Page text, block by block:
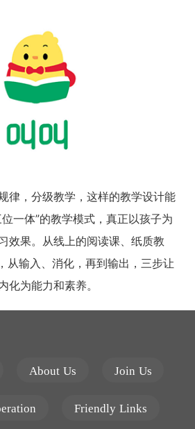
，分级教学，这样的教学设计能
一体”的教学模式，真正以孩子为
效果。从线上的阅读课、纸质教
从输入、消化，再到输出，三步让
化为能力和素养。
About Us Join Us
Friendly Links